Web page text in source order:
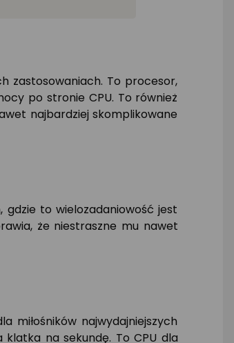
zastosowaniach. To procesor,
po stronie CPU. To również
najbardziej skomplikowane
gdzie to wielozadaniowość jest
że niestraszne mu nawet
najwydajniejszych
na sekundę. To CPU dla